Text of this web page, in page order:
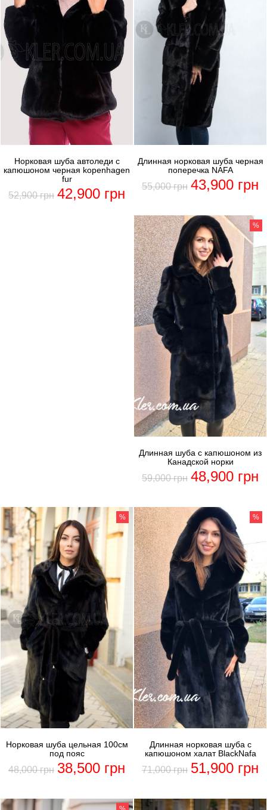
Длинная норковая шуба черная
поперечка NAFA
55,000грн 43,900 грн
Норковая шуба автоледи с
капюшоном черная kopenhagen
fur
52,900грн 42,900 грн
%
Длинная шуба с капюшоном из
Канадской норки
59,000грн 48,900 грн
%
Норковая шуба цельная 100см
под пояс
48,000грн 38,500 грн
%
Длинная норковая шуба с
капюшоном халат BlackNafa
71,000грн 51,900 грн